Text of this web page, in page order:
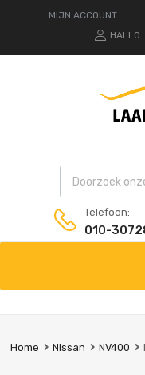
MIJN ACCOUNT
HALLO.
Products search
Telefoon:
010-
de
Home Nissan NV400